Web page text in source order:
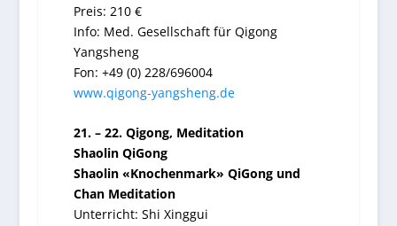
Preis: 210 €
Info: Med. Gesellschaft für Qigong
Yangsheng
Fon: +49 (0) 228/696004
www.qigong-yangsheng.de
21. – 22. Qigong, Meditation
Shaolin QiGong
Shaolin «Knochenmark» QiGong und
Chan Meditation
Unterricht: Shi Xinggui